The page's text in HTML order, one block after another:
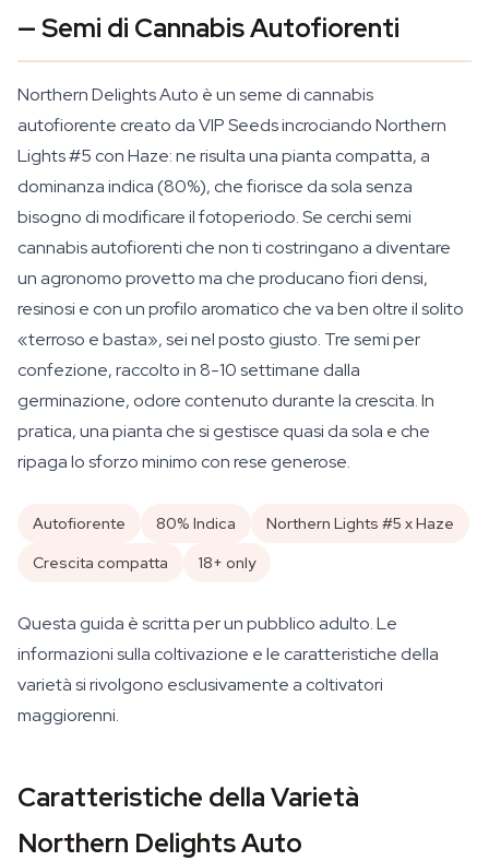
— Semi di Cannabis Autofiorenti
Northern Delights Auto è un seme di cannabis
autofiorente creato da VIP Seeds incrociando Northern
Lights #5 con Haze: ne risulta una pianta compatta, a
dominanza indica (80%), che fiorisce da sola senza
bisogno di modificare il fotoperiodo. Se cerchi semi
cannabis autofiorenti che non ti costringano a diventare
un agronomo provetto ma che producano fiori densi,
resinosi e con un profilo aromatico che va ben oltre il solito
«terroso e basta», sei nel posto giusto. Tre semi per
confezione, raccolto in 8-10 settimane dalla
germinazione, odore contenuto durante la crescita. In
pratica, una pianta che si gestisce quasi da sola e che
ripaga lo sforzo minimo con rese generose.
Autofiorente 80% Indica
Northern Lights #5 x Haze
Crescita compatta
18+ only
Questa guida è scritta per un pubblico adulto. Le
informazioni sulla coltivazione e le caratteristiche della
varietà si rivolgono esclusivamente a coltivatori
maggiorenni.
Caratteristiche della Varietà
Northern Delights Auto